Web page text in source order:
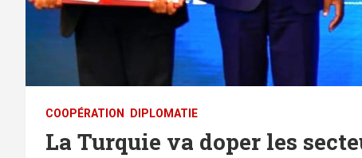
⁠COOPÉRATION DIPLOMATIE
La Turquie va doper les